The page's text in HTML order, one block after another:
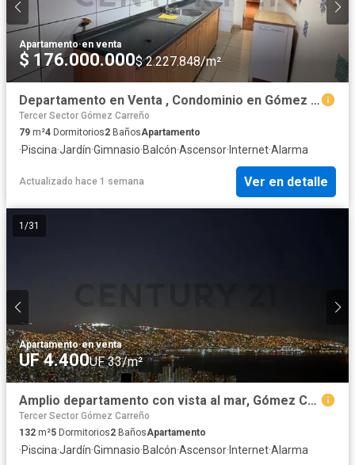
Apartamento·en venta
$ 176.000.000$ 2.227.848/m²
Departamento en Venta , Condominio en Gómez Carreño
Tercer Sector Gómez Carreño
79 m²4 Dormitorios2 BañosApartamento
·Piscina·Jardín·Gimnasio·Balcón·Ascensor·Internet·Alarma
Actualizado hace 1 semana Ver en detalle
1 /31
Apartamento·en venta
UF 4.400UF 33/m²
Amplio departamento con vista al mar, Gómez Carreño
Tercer Sector Gómez Carreño
132 m²5 Dormitorios2 BañosApartamento
·Piscina·Jardín·Gimnasio·Balcón·Ascensor· Internet·Alarma